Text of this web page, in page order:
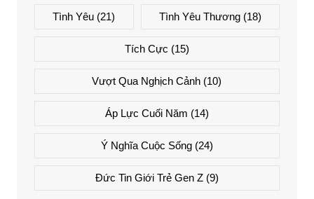
Tình Yêu (21) Tình Yêu Thương(18)
Tích Cực (15)
Vượt Qua Nghịch Cảnh (10)
Áp Lực Cuối Năm (14)
Ý Nghĩa Cuộc Sống(24)
Đức Tin Giới Trẻ Gen Z(9)